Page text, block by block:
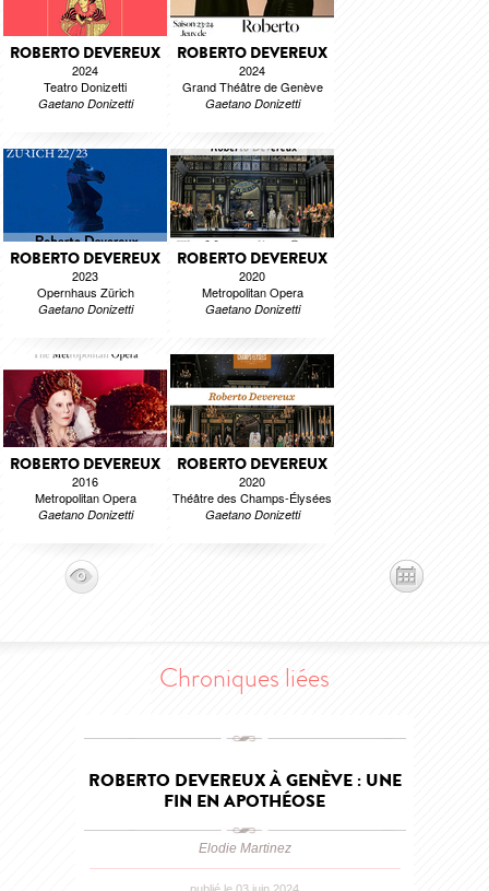
ROBERTO DEVEREUX
2024
Teatro Donizetti
Gaetano Donizetti
ROBERTO DEVEREUX
2024
Grand Théâtre de Genève
Gaetano Donizetti
ROBERTO DEVEREUX
2023
Opernhaus Zürich
Gaetano Donizetti
ROBERTO DEVEREUX
2020
Metropolitan Opera
Gaetano Donizetti
ROBERTO DEVEREUX
2016
Metropolitan Opera
Gaetano Donizetti
ROBERTO DEVEREUX
2020
Théâtre des Champs-Élysées
Gaetano Donizetti
Chroniques liées
ROBERTO DEVEREUX À GENÈVE : UNE
FIN EN APOTHÉOSE
Elodie Martinez